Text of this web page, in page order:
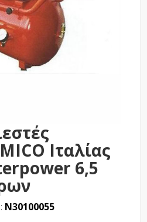
Ιταλίας
6,5
N30100055